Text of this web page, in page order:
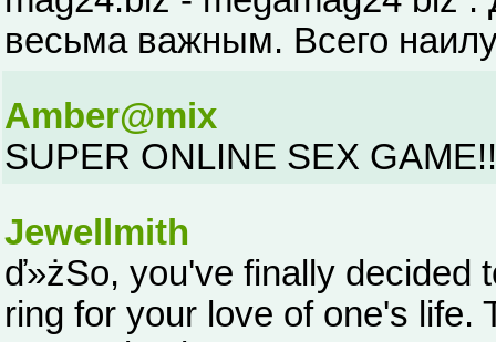
весьма важным. Всего
Amber@mix
SUPER ONLINE SEX
Jewellmith
ď»żSo, you've finally decided
ring for your love of one's life.